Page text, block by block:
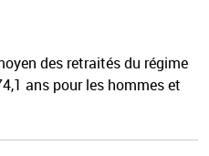
des retraités du régime
ans pour les hommes et